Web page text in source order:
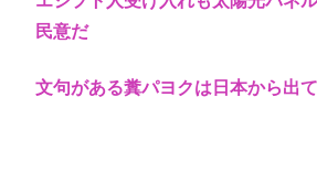
民意だ
文句がある糞パヨクは日本から出